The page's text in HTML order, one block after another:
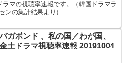
ラマの視聴率速報です。（韓国ドラマラ
ンの集計結果より）
バガボンド 、私の国／わが国、
金土ドラマ視聴率速報 20191004